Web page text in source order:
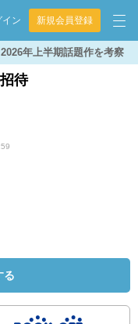
イン 新規会員登録
年上半期話題作を考察
待
る